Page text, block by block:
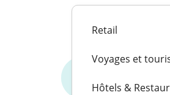
Retail
Voyages et
Hôtels &